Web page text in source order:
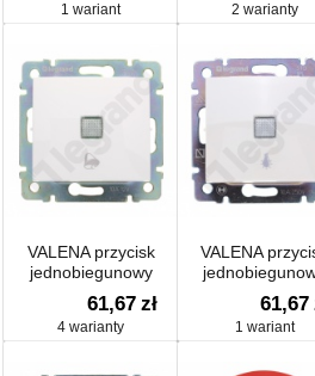
1 wariant 2 warianty
VALENA przycisk
jednobiegunowy
podświetlany z
symbolem dzwonka
61,67 zł
4 warianty
VALENA
podświetlany z
symbolem61,67
1 wariant